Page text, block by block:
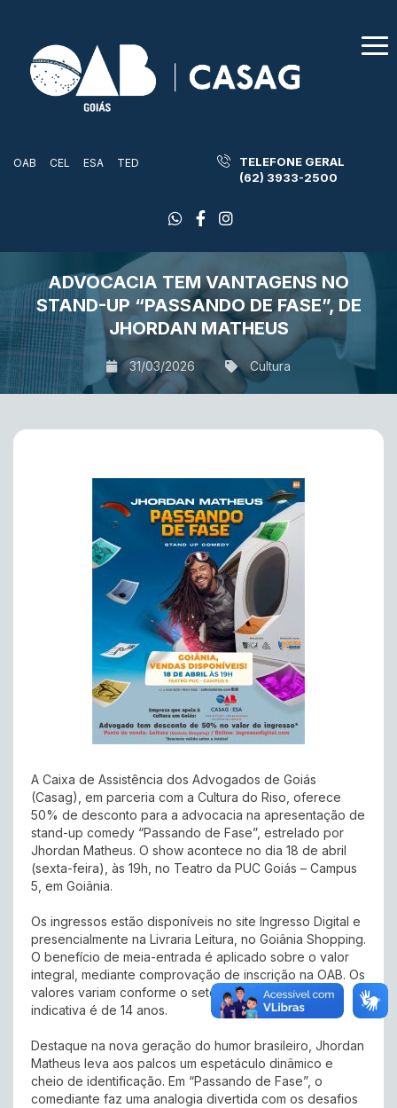
OAB CEL ESA TED
TELEFONE GERAL
(62) 3933-2500
ADVOCACIA TEM VANTAGENS NO
STAND-UP “PASSANDO DE FASE”, DE
JHORDAN MATHEUS
31/03/2026 Cultura
A Caixa de Assistência dos Advogados de Goiás
(Casag), em parceria com a Cultura do Riso, oferece
50% de desconto para a advocacia na apresentação de
stand-up comedy “Passando de Fase”, estrelado por
Jhordan Matheus. O show acontece no dia 18 de abril
(sexta-feira), às 19h, no Teatro da PUC Goiás – Campus
5, em Goiânia.
Os ingressos estão disponíveis no site Ingresso Digital e
presencialmente na Livraria Leitura, no Goiânia Shopping.
O benefício de meia-entrada é aplicado sobre o valor
integral, mediante comprovação de inscrição na OAB. Os
valores variam conforme o setor, e a classificação
indicativa é de 14 anos.
Destaque na nova geração do humor brasileiro, Jhordan
Matheus leva aos palcos um espetáculo dinâmico e
cheio de identificação. Em “Passando de Fase”, o
comediante faz uma analogia divertida com os desafios